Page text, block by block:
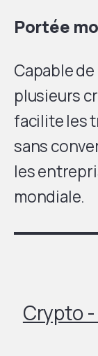
Portée
Capable
plusieurs
facilite les
sans
les
mondiale.
Crypto